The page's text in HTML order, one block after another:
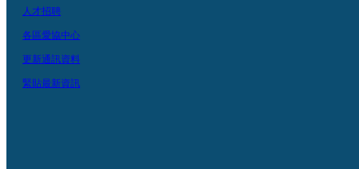
人才招聘
各區愛協中心
更新通訊資料
緊貼最新資訊